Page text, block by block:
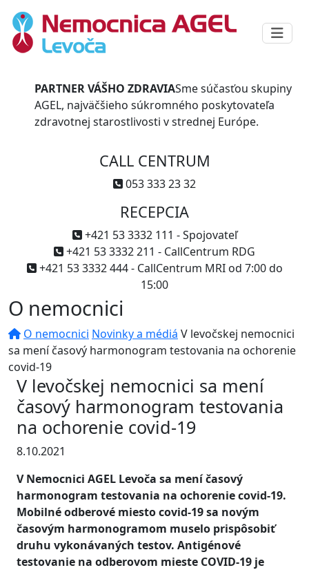
PARTNER VÁŠHO ZDRAVIASme súčasťou skupiny
AGEL, najväčšieho súkromného poskytovateľa
zdravotnej starostlivosti v strednej Európe.
CALL CENTRUM
053 333 23 32
RECEPCIA
+421 53 3332 111 - Spojovateľ
+421 53 3332 211 - CallCentrum RDG
+421 53 3332 444 - CallCentrum MRI od 7:00 do
15:00
O nemocnici
O nemocnici Novinky a médiá V levočskej nemocnici
sa mení časový harmonogram testovania na ochorenie
covid-19
V levočskej nemocnici sa mení
časový harmonogram testovania
na ochorenie covid-19
8.10.2021
V Nemocnici AGEL Levoča sa mení časový
harmonogram testovania na ochorenie covid-19.
Mobilné odberové miesto covid-19 sa novým
časovým harmonogramom muselo prispôsobiť
druhu vykonávaných testov. Antigénové
testovanie na odberovom mieste COVID-19 je